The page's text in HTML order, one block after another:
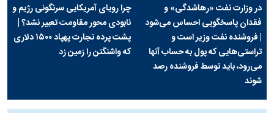
در وزارت نفت «رهاشدگی» و
فقدان پاسخگویی احساس می‌شود
| فروشنده نفت وزیر است و
تراستی‌هایی که پول به حساب آنها
می‌رود، باید توسط فروشنده رصد
شوند
چرا رویای آمریکایی سرنگونی رژیم و
نابودی محور مقاومت تعبیر نشد؟ |
پشت پرده تجارت پهپاد‌ ۱۵۰۰ دلاری
که واشنگتن را زمین زد